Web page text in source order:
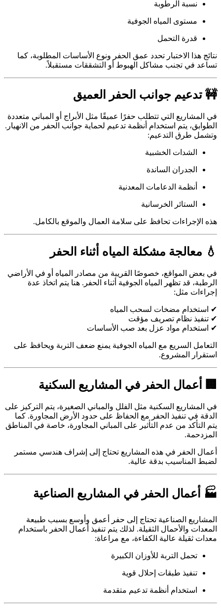
نسبة الرطوبة
مستوى المياه الجوفية
قدرة التحمل
نتائج هذا الاختبار تحدد عمق الحفر ونوع الأساسات المطلوبة، كما
تساعد في تجنب مشاكل الهبوط أو التشققات مستقبلاً.
🚧 تدعيم جوانب الحفر العميق
في المشاريع التي تتطلب حفرًا عميقًا مثل الأبراج أو المباني متعددة
الطوابق، يتم استخدام أنظمة تدعيم لحماية جوانب الحفر من الانهيار.
وتشمل طرق التدعيم:
الشدات الخشبية
الجدران الساندة
أنظمة الدعامات المعدنية
الستائر الخرسانية
هذه الإجراءات تحافظ على سلامة العمال والموقع بالكامل.
💧 معالجة مشكلة المياه أثناء الحفر
في بعض المواقع، خصوصًا القريبة من مصادر المياه أو في الأراضي
الرطبة، قد تظهر المياه الجوفية أثناء الحفر. هنا يتم اتخاذ عدة
إجراءات مثل:
✔ استخدام مضخات لسحب المياه
✔ تنفيذ نظام تصريف مؤقت
✔ استخدام مواد عزل بعد صب الأساسات
التعامل السريع مع المياه الجوفية يمنع ضعف التربة ويحافظ على
استقرار المشروع.
🏢 أعمال الحفر في المشاريع السكنية
في المشاريع السكنية مثل الفلل والمباني الصغيرة، يتم التركيز على
الدقة في تنفيذ الحفر مع الحفاظ على حدود الأرض المجاورة. كما
يتم التأكد من عدم التأثير على المباني المجاورة، خاصة في المناطق
المزدحمة.
أعمال الحفر في هذه المشاريع تحتاج إلى إشراف هندسي مستمر
لضبط المناسيب بدقة عالية.
🏭 أعمال الحفر في المشاريع الصناعية
المشاريع الصناعية تحتاج إلى حفر أعمق وأوسع بسبب طبيعة
المعدات والأحمال الثقيلة. لذلك يتم تنفيذ أعمال الحفر باستخدام
معدات ثقيلة عالية الكفاءة، مع مراعاة:
تحمل التربة للأوزان الكبيرة
تنفيذ طبقات إحلال قوية
استخدام أنظمة تدعيم متقدمة